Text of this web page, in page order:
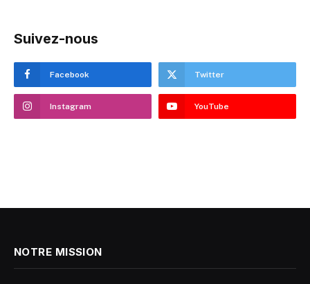
Suivez-nous
Facebook Twitter
Instagram YouTube
NOTRE MISSION